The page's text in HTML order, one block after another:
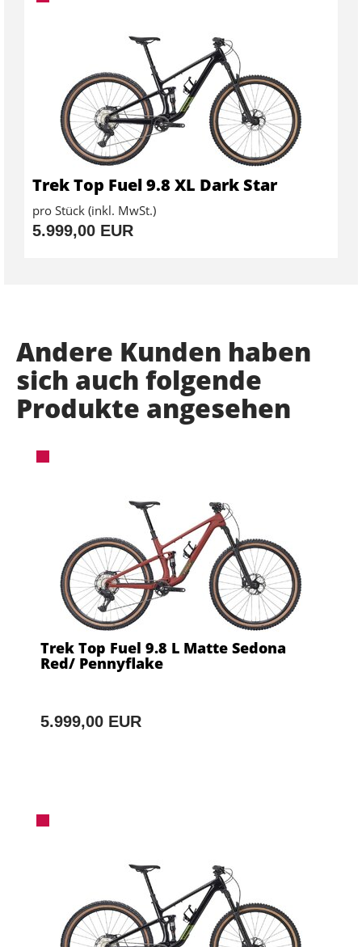
Trek Top Fuel 9.8 XL Dark Star
pro Stück (inkl. MwSt.)
5.999,00 EUR
Andere Kunden haben
sich auch folgende
Produkte angesehen
Trek Top Fuel 9.8 L Matte Sedona
Red/ Pennyflake
5.999,00 EUR